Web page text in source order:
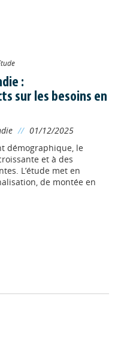
:
sur les besoins en
// 01/12/2025
démographique, le
et à des
L’étude met en
de montée en